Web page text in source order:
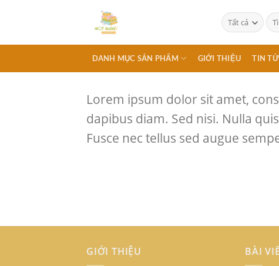
Tìm
DANH MỤC SẢN PHẨM GIỚI THIỆU TIN
Lorem ipsum dolor sit amet,
dapibus diam. Sed nisi. Nulla
Fusce nec tellus sed augue
GIỚI THIỆU BÀI